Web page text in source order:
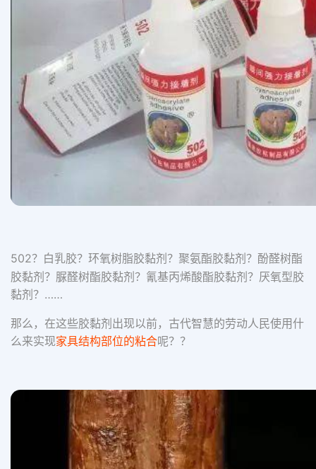
502？白乳胶？ 环氧树脂胶黏剂？聚氨酯胶黏剂？酚醛树酯
胶黏剂？脲醛树酯胶黏剂？氰基丙烯酸酯胶黏剂？厌氧型胶
黏剂？……
那么，在这些胶黏剂出现以前，古代智慧的劳动人民使用什
么来实现家具结构部位的粘合呢？？